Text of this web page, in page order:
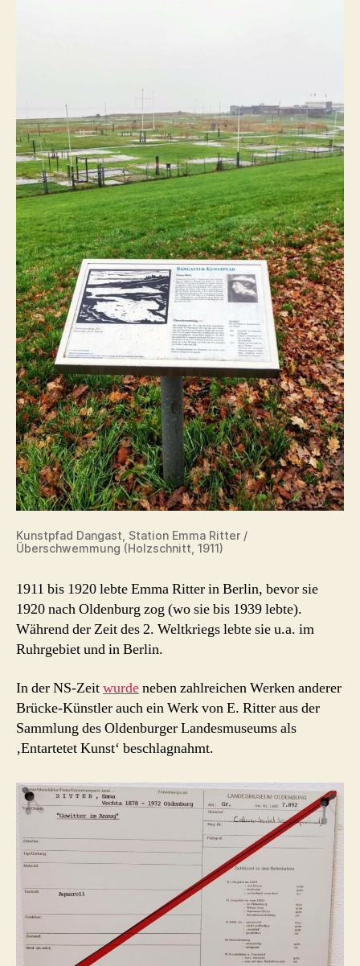
Kunstpfad Dangast, Station Emma Ritter /
Überschwemmung (Holzschnitt, 1911)
1911 bis 1920 lebte Emma Ritter in Berlin, bevor sie
1920 nach Oldenburg zog (wo sie bis 1939 lebte).
Während der Zeit des 2. Weltkriegs lebte sie u.a. im
Ruhrgebiet und in Berlin.
In der NS-Zeitwurdeneben zahlreichen Werken anderer
Brücke-Künstler auch ein Werk von E. Ritter aus der
Sammlung des Oldenburger Landesmuseums als
‚Entartetet Kunst‘ beschlagnahmt.